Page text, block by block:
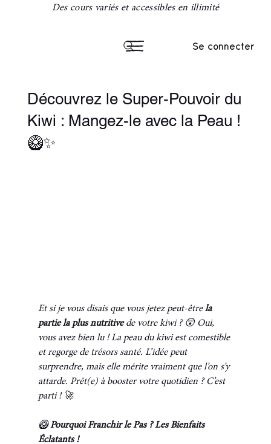
Des cours variés et accessibles en illimité
Se connecter
Découvrez le Super-Pouvoir du
Kiwi : Mangez-le avec la Peau !
🥝✨
Et si je vous disais que vous jetez peut-être la
partie la plus nutritive de votre kiwi ? 😲 Oui,
vous avez bien lu ! La peau du kiwi est comestible
et regorge de trésors santé. L’idée peut
surprendre, mais elle mérite vraiment que l’on s’y
attarde. Prêt(e) à booster votre quotidien ? C’est
parti ! 🚀
🥝 Pourquoi Franchir le Pas ? Les Bienfaits
Éclatants !